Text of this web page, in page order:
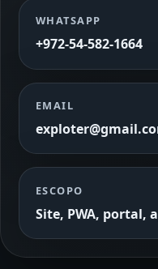
WHATSAPP
+972-54-582-1664
EMAIL
ESCOPO
Site, PWA, portal,